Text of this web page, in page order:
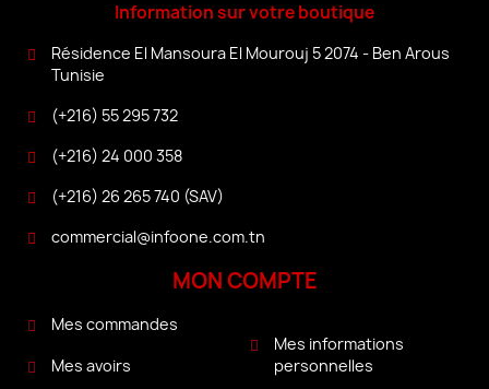
Information sur votre boutique
Résidence El Mansoura El Mourouj 5 2074 - Ben Arous
Tunisie
(+216) 55 295 732
(+216) 24 000 358
(+216) 26 265 740 (SAV)
commercial@infoone.com.tn
MON COMPTE
Mes commandes
Mes avoirs
Mes informations
personnelles